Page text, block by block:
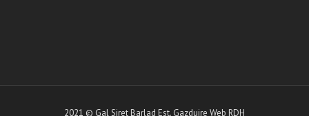
2021 © Gal Siret Barlad Est. Gazduire Web RDH